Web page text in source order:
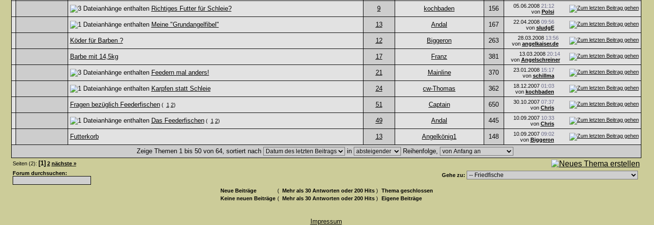
Richtiges Futter für Schleie? 9 kochbaden 156 05.06.2008 21:12
von Polsi
Meine "Grundangelfibel" 13 Andal 167 22.04.2008 09:56
von sludgE
Köder für Barben ? 12 Biggeron 263 28.03.2008 13:56
von angelkaiser.de
Barbe mit 14,5kg 17 Franz 381 13.03.2008 20:14
von Angelschreiner
Feedern mal anders! 21 Mainline 370 23.01.2008 15:17
von schillma
Karpfen statt Schleie 24 cw-Thomas 362 18.12.2007 01:03
von kochbaden
Fragen bezüglich Feederfischen( 1 2) 51 Captain 650 30.10.2007 07:37
von Chris
Das Feederfischen( 1 2) 49 Andal 445 10.09.2007 10:33
von Chris
Futterkorb 13 Angelkönig1 148 10.09.2007 09:02
von Biggeron
Zeige Themen 1 bis 50 von 64, sortiert nach in Reihenfolge,
Seiten (2): [1] 2 nächste »
Forum durchsuchen:
Gehe zu:
Neue Beiträge ( Mehr als 30 Antworten oder 200 Hits )
Thema geschlossen
Keine neuen Beiträge ( Mehr als 30 Antworten oder 200 Hits ) Eigene Beiträge
Impressum